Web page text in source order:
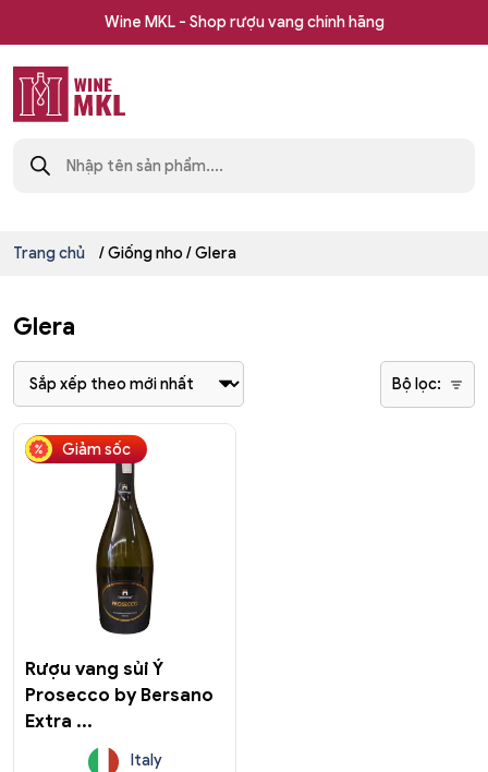
Wine MKL - Shop rượu vang chính hãng
rượu
vang
Wine
kiếm
sản
Trang chủ / Giống nho / Glera
Glera
Bộ lọc:
Giảm sốc
Rượu vang sủi Ý
Prosecco by Bersano
Extra ...
Italy